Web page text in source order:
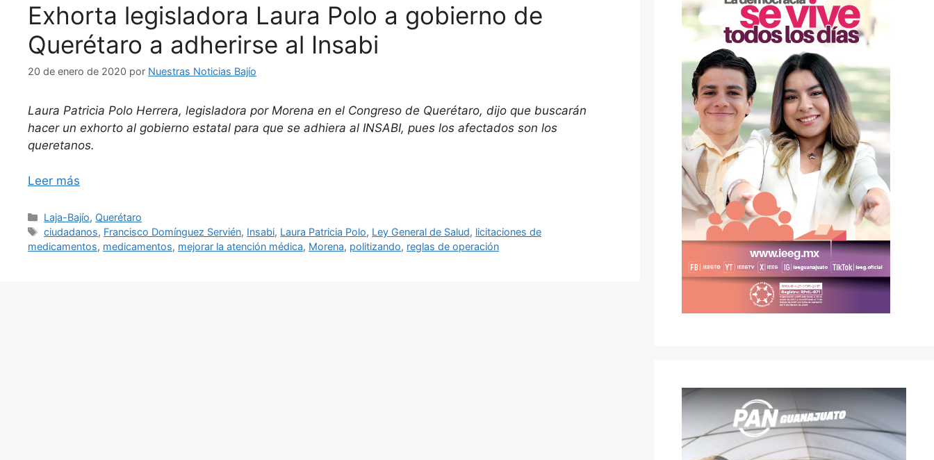
Exhorta legisladora Laura Polo a gobierno de
Querétaro a adherirse al Insabi
20 de enero de 2020 por Nuestras Noticias Bajío
Laura Patricia Polo Herrera, legisladora por Morena en el Congreso de Querétaro, dijo que buscarán
hacer un exhorto al gobierno estatal para que se adhiera al INSABI, pues los afectados son los
queretanos.
Leer más
Categorías
Laja-Bajío, Querétaro
Etiquetas
ciudadanos, Francisco Domínguez Servién, Insabi, Laura Patricia Polo, Ley General de Salud, licitaciones de
medicamentos, medicamentos, mejorar la atención médica, Morena, politizando, reglas de operación